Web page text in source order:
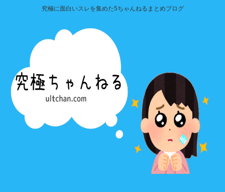
究極に面白いスレを集めた5ちゃんねるまとめブログ